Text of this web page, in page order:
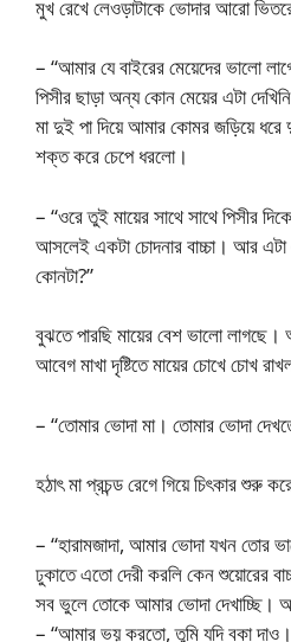
মুখ রেখে লেওড়াটাকে ভোদার আরো
– “আমার যে বাইরের মেয়েদের ভালো
পিসীর ছাড়া অন্য কোন মেয়ের এটা
মা দুই পা দিয়ে আমার কোমর জড়িয়ে
শক্ত করে চেপে ধরলো।
– “ওরে তুই মায়ের সাথে সাথে পিসীর
আসলেই একটা চোদনার বাচ্চা। আর এটা
কোনটা?”
বুঝতে পারছি মায়ের বেশ ভালো
আবেগ মাখা দৃষ্টিতে মায়ের চোখে চোখ
– “তোমার ভোদা মা। তোমার ভোদা
হঠাৎ মা প্রচন্ড রেগে গিয়ে চিৎকার শুরু
– “হারামজাদা, আমার ভোদা যখন তোর
ঢুকাতে এতো দেরী করলি কেন শুয়োরের
সব ভুলে তোকে আমার ভোদা
– “আমার ভয় করতো, তুমি যদি বকা